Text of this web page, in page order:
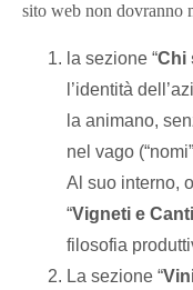
sito web non dovranno
la sezione “Chi
l’identità
la animano,
nel vago
Al suo interno,
“Vigneti e
filosofia
La sezione “